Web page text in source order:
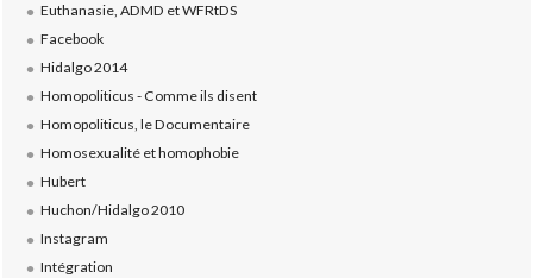
Euthanasie, ADMD et WFRtDS
Facebook
Hidalgo 2014
Homopoliticus - Comme ils disent
Homopoliticus, le Documentaire
Homosexualité et homophobie
Hubert
Huchon/Hidalgo 2010
Instagram
Intégration